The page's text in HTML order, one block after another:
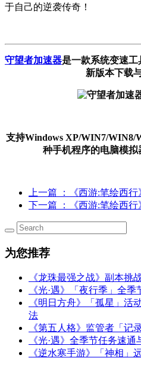
于自己的逆袭传奇！
守望者加速器是一款系统变速工
新版本下载
支持Windows XP/WIN7/WIN8/
种手机程序的电脑模拟
上一篇
：《西游:笔绘西
下一篇
：《西游:笔绘西
为您推荐
《龙珠最强之战》副本挑
《光·遇》「夜行季」全
《明日方舟》「孤星」活
法
《第五人格》监管者「记
《光·遇》全季节任务速
《逆水寒手游》「神相」